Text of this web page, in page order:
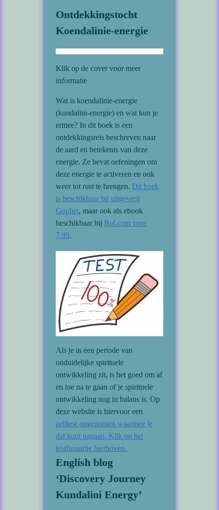
Ontdekkingstocht
Koendalinie-energie
Klik op de cover voor meer
informatie
Wat is koendalinie-energie
(kundalini-energie) en wat kun je
ermee? In dit boek is een
ontdekkingsreis beschreven naar
de aard en betekenis van deze
energie. Ze bevat oefeningen om
deze energie te activeren en ook
weer tot rust te brengen. Dit boek
is beschikbaar bij uitgeverij
Gopher, maar ook als ebook
beschikbaar bij Bol.com voor
7,99.
Als je in een periode van
onduidelijke spirituele
ontwikkeling zit, is het goed om af
en toe na te gaan of je spirituele
ontwikkeling nog in balans is. Op
deze website is hiervoor een
zelftest opgenomen waarmee je
dat kunt nagaan. Klik op het
testfiguurtje hierboven.
English blog
‘Discovery Journey
Kundalini Energy’